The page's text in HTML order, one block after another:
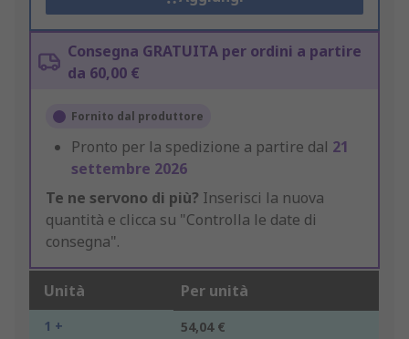
Consegna GRATUITA per ordini a partire
da 60,00 €
Fornito dal produttore
Pronto per la spedizione a partire dal 21
settembre 2026
Te ne servono di più? Inserisci la nuova
quantità e clicca su "Controlla le date di
consegna".
Unità Per unità
1 + 54,04 €